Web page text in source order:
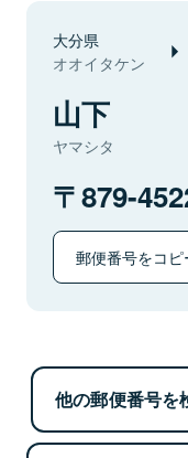
大分県
オオイタケン
山下
ヤマシタ
879-
郵便番号をコピ
他の郵便番号を